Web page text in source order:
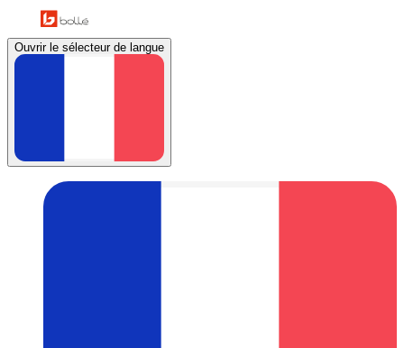
Ouvrir le sélecteur de langue